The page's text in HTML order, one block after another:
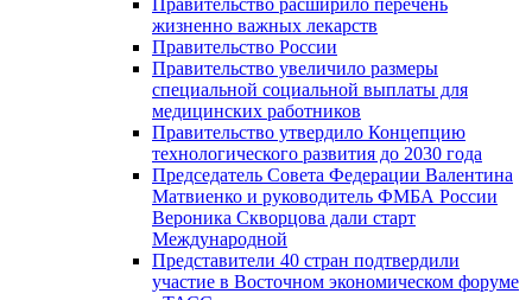
Правительство расширило перечень
жизненно важных лекарств
Правительство России
Правительство увеличило размеры
специальной социальной выплаты для
медицинских работников
Правительство утвердило Концепцию
технологического развития до 2030 года
Председатель Совета Федерации Валентина
Матвиенко и руководитель ФМБА России
Вероника Скворцова дали старт
Международной
Представители 40 стран подтвердили
участие в Восточном экономическом форуме